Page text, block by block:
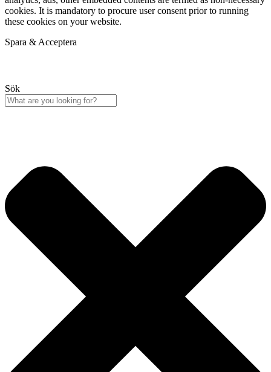
cookies. It is mandatory to procure user consent prior to running
these cookies on your website.
Spara & Acceptera
Sök